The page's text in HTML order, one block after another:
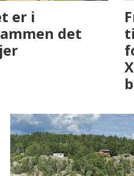
Fenistra endrer
eiendomsbransjen
med AI. Slik ser vi